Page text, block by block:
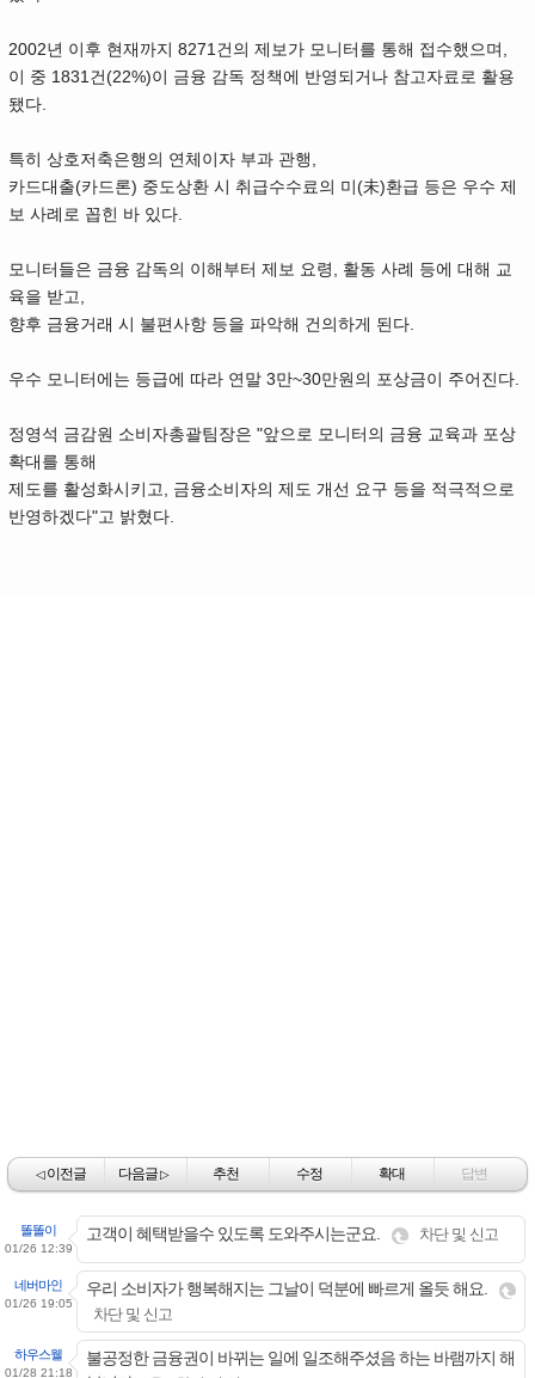
2002년 이후 현재까지 8271건의 제보가 모니터를 통해 접수했으며,
이 중 1831건(22%)이 금융 감독 정책에 반영되거나 참고자료로 활용
됐다.
특히 상호저축은행의 연체이자 부과 관행,
카드대출(카드론) 중도상환 시 취급수수료의 미(未)환급 등은 우수 제
보 사례로 꼽힌 바 있다.
모니터들은 금융 감독의 이해부터 제보 요령, 활동 사례 등에 대해 교
육을 받고,
향후 금융거래 시 불편사항 등을 파악해 건의하게 된다.
우수 모니터에는 등급에 따라 연말 3만~30만원의 포상금이 주어진다.
정영석 금감원 소비자총괄팀장은 "앞으로 모니터의 금융 교육과 포상
확대를 통해
제도를 활성화시키고, 금융소비자의 제도 개선 요구 등을 적극적으로
반영하겠다"고 밝혔다.
◁이전글 다음글▷ 추천 수정 확대 답변
똘똘이
01/26 12:39
고객이 혜택받을수 있도록 도와주시는군요. 차단 및 신고
네버마인
01/26 19:05
우리 소비자가 행복해지는 그날이 덕분에 빠르게 올듯 해요.
차단 및 신고
하우스웰
01/28 21:18
불공정한 금융권이 바뀌는 일에 일조해주셨음 하는 바램까지 해